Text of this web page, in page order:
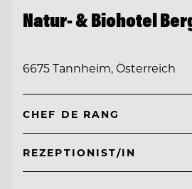
Natur- & Biohotel
6675 Tannheim, Österreich
CHEF DE RANG
REZEPTIONIST/IN